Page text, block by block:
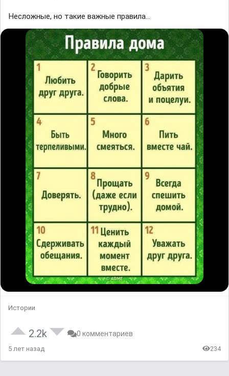
Несложные, но такие важные правила...
Истории
2.2k 0 комментариев
5 лет назад 234